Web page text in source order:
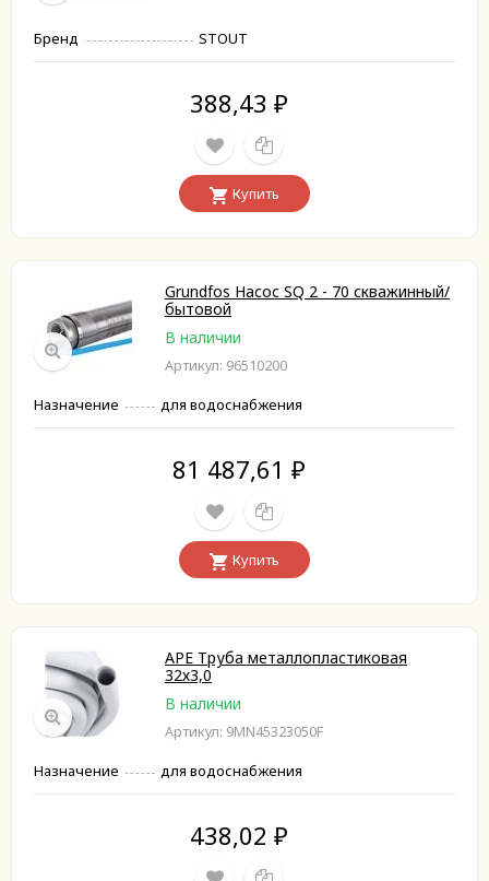
Бренд STOUT
388,43 ₽
Купить
Grundfos Насос SQ 2 - 70 скважинный/
бытовой
В наличии
Артикул: 96510200
Назначение для водоснабжения
81 487,61 ₽
Купить
APE Труба металлопластиковая
32х3,0
В наличии
Артикул: 9MN45323050F
Назначение для водоснабжения
438,02 ₽